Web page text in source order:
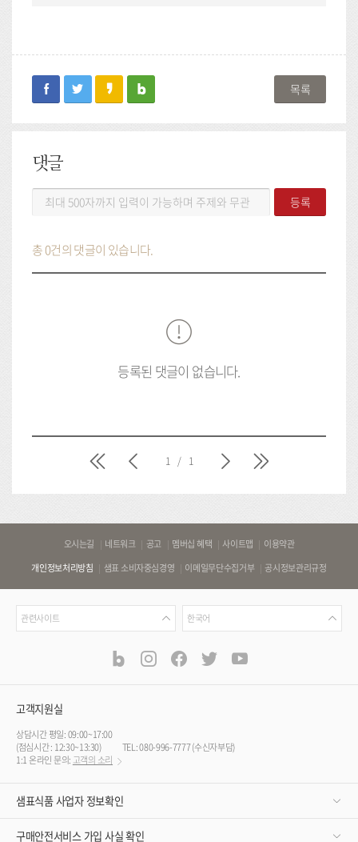
facebooktwitter kakaostoryblog 목록
댓글
록
등록
총 0건의 댓글이 있습니다.
등록된 댓글이 없습니다.
처
음
1 / 1
오시는길 네트워크 공고 멤버십 혜택 사이트맵
이용약관
개인정보처리방침
샘표 소비자중심경영 이메일무단수집거부 공시정보관리규정
관
련
관련사이트
언
어
한국어
널
blog instagramfacebook
twitter
고객지원실
상담시간 평일: 09:00~17:00
(점심시간 : 12:30~13:30)
TEL: 080-996-7777 (수신자부담)
1:1 온라인 문의: 고객의 소리
샘표식품 사업자 정보확인
구매안전서비스 가입 사실 확인